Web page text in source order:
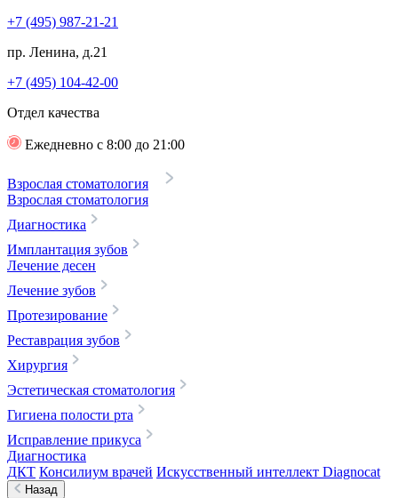
+7 (495) 987-21-21
пр. Ленина, д.21
+7 (495) 104-42-00
Отдел качества
Ежедневно с 8:00 до 21:00
Взрослая стоматология
Взрослая стоматология
Диагностика
Имплантация зубов
Лечение десен
Лечение зубов
Протезирование
Реставрация зубов
Хирургия
Эстетическая стоматология
Гигиена полости рта
Исправление прикуса
Диагностика
ДКТ Консилиум врачей Искусственный интеллект Diagnocat
Назад